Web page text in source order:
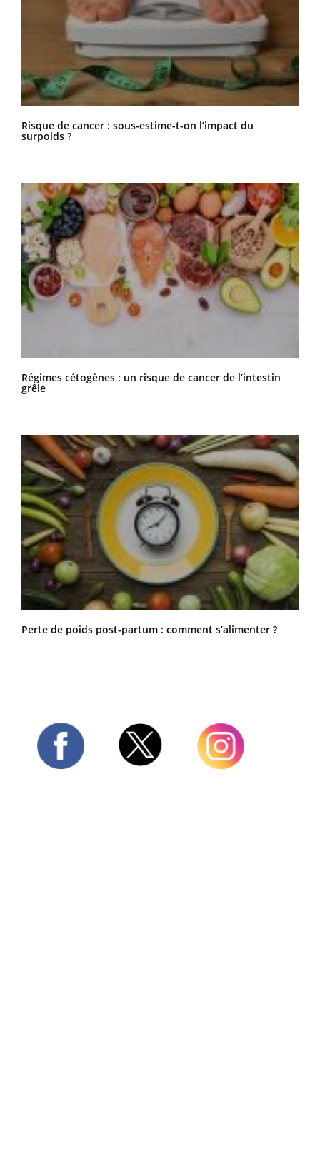
Risque de cancer : sous-estime-t-on l’impact du
surpoids ?
Régimes cétogènes : un risque de cancer de l’intestin
grêle
Perte de poids post-partum : comment s’alimenter ?